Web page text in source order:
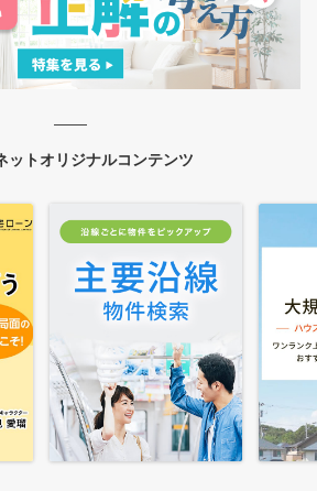
ットオリジナルコンテンツ